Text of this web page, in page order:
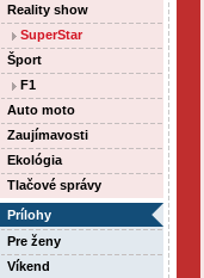
Reality show
SuperStar
Šport
F1
Auto moto
Zaujímavosti
Ekológia
Tlačové správy
Prílohy
Pre ženy
Víkend